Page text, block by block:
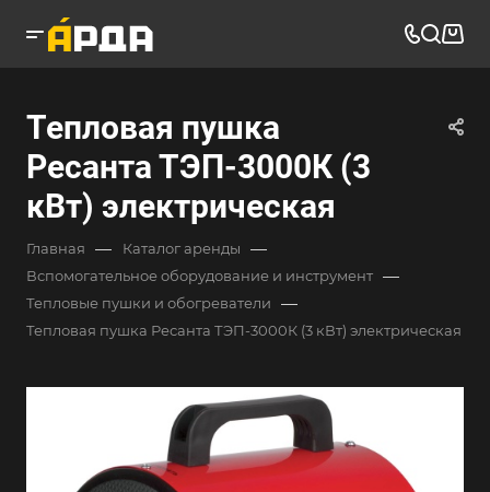
Тепловая пушка
Ресанта ТЭП-3000К (3
кВт) электрическая
Главная — Каталог аренды —
Вспомогательное оборудование и инструмент —
Тепловые пушки и обогреватели —
Тепловая пушка Ресанта ТЭП-3000К (3 кВт) электрическая